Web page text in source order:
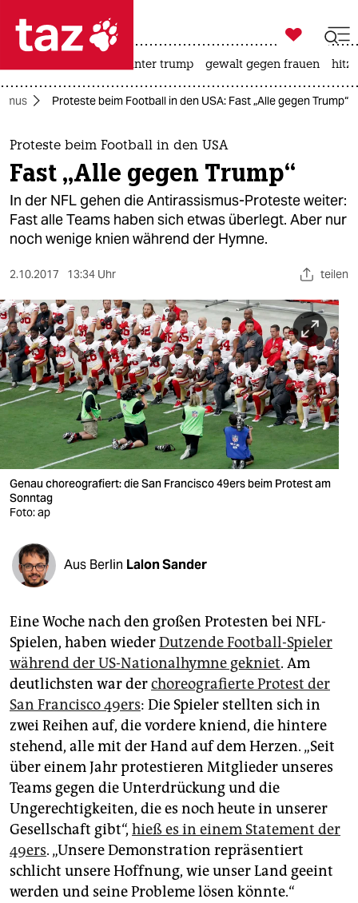
 taz zahl ich
taz zahl ich
themen
politik
öko
gesellschaft
sport
berlin
nord
wahrheit
verlag
verlag
shop
fragen & hilfe
unterstützen
abo
genossenschaft
epaper login

taz zahl ich
usa unter trump gewalt gegen frauen hitze
Proteste beim Football in den USA: Fast „Alle gegen Trump“
Proteste beim Football in den USA
Fast „Alle gegen Trump“
In der NFL gehen die Antirassismus-Proteste weiter:
Fast alle Teams haben sich etwas überlegt. Aber nur
noch wenige knien während der Hymne.
2.10.2017 13:34 Uhr teilen
Genau choreografiert: die San Francisco 49ers beim Protest am
Sonntag
Foto: ap
Aus Berlin Lalon Sander
Eine Woche nach den großen Protesten bei NFL-
Spielen, haben wiederDutzende Football-Spieler
während der US-Nationalhymne gekniet. Am
deutlichsten war derchoreografierte Protest der
San Francisco 49ers: Die Spieler stellten sich in
zwei Reihen auf, die vordere kniend, die hintere
stehend, alle mit der Hand auf dem Herzen. „Seit
über einem Jahr protestieren Mitglieder unseres
Teams gegen die Unterdrückung und die
Ungerechtigkeiten, die es noch heute in unserer
Gesellschaft gibt“, hieß es in einem Statement der
49ers. „Unsere Demonstration repräsentiert
schlicht unsere Hoffnung, wie unser Land geeint
werden und seine Probleme lösen könnte.“